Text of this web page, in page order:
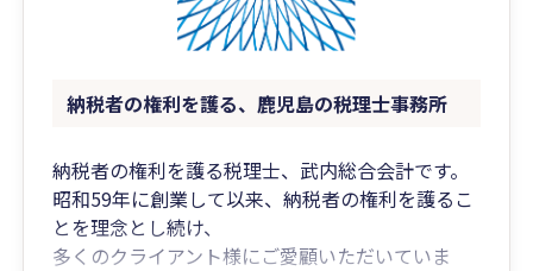
納税者の権利を護る、鹿児島の税理士事務所
納税者の権利を護る税理士、武内総合会計です。
昭和59年に創業して以来、納税者の権利を護るこ
とを理念とし続け、
多くのクライアント様にご愛顧いただいていま